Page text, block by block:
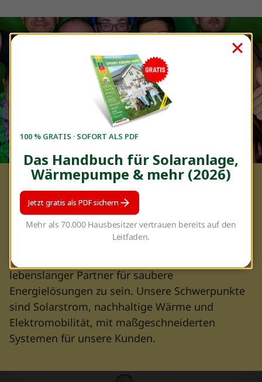
Wir sind enerix
Enerix ist führend in erneuerbaren Energien und
spezialisiert auf solarbetriebene
Sektorkopplung. Wir bieten mehr als
Photovoltaikmodule und streben danach, ein
lebenslanger Partner für saubere
Energielösungen zu sein. Unsere Schwerpunkte
sind Solarstrom, nachhaltige Wärme und
Elektromobilität, mit maßgeschneiderten
Systemen für unsere Kunden.
100 % GRATIS · SOFORT ALS PDF
Das Handbuch für Solaranlage,
Wärmepumpe & mehr (2026)
Jetzt gratis als PDF sichern
Mehr als 70.000 Hausbesitzer vertrauen bereits auf den
Leitfaden.